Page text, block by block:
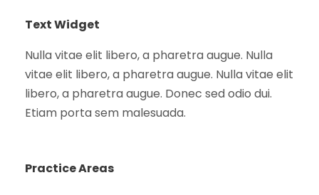
Text Widget
Nulla vitae elit libero, a pharetra augue. Nulla
vitae elit libero, a pharetra augue. Nulla vitae elit
libero, a pharetra augue. Donec sed odio dui.
Etiam porta sem malesuada.
Practice Areas